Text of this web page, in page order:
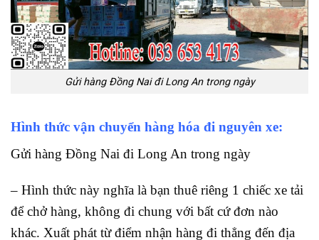
Gửi hàng Đồng Nai đi Long An trong ngày
Hình thức vận chuyển hàng hóa đi nguyên xe:
Gửi hàng Đồng Nai đi Long An trong ngày
– Hình thức này nghĩa là bạn thuê riêng 1 chiếc xe tải
để chở hàng, không đi chung với bất cứ đơn nào
khác. Xuất phát từ điểm nhận hàng đi thẳng đến địa